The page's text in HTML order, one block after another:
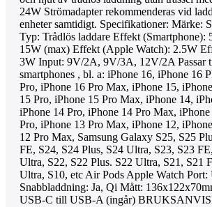
24W Strömadapter rekommenderas vid
enheter samtidigt. Specifikationer: Märke:
Typ: Trådlös laddare Effekt (Smartphone):
15W (max) Effekt (Apple Watch): 2.5W
3W Input: 9V/2A, 9V/3A, 12V/2A Passar
smartphones , bl. a: iPhone 16, iPhone 16
Pro, iPhone 16 Pro Max, iPhone 15,
15 Pro, iPhone 15 Pro Max, iPhone 14,
iPhone 14 Pro, iPhone 14 Pro Max,
Pro, iPhone 13 Pro Max, iPhone 12,
12 Pro Max, Samsung Galaxy S25, S25
FE, S24, S24 Plus, S24 Ultra, S23, S23
Ultra, S22, S22 Plus. S22 Ultra, S21, S21
Ultra, S10, etc Air Pods Apple Watch Port:
Snabbladdning: Ja, Qi Mått:
USB-C till USB-A (ingår)